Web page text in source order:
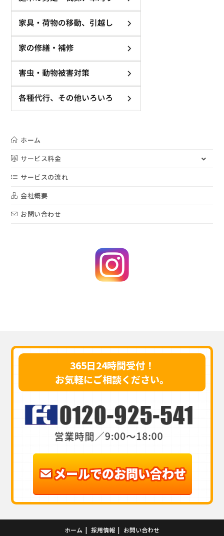
ホーム
サービス料金
サービスの流れ
会社概要
お問い合わせ
365日24時間受付！
お気軽にご相談ください。
ホーム 採用情報 お問い合わせ